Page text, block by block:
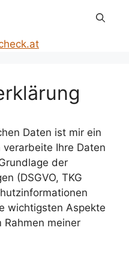
Daten ist mir ein
Ihre Daten
der
(DSGVO, TKG
wichtigsten Aspekte
meiner